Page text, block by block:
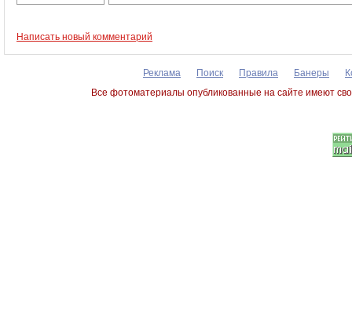
Написать новый комментарий
Реклама Поиск Правила Банеры
Все фотоматериалы опубликованные на сайте имеют